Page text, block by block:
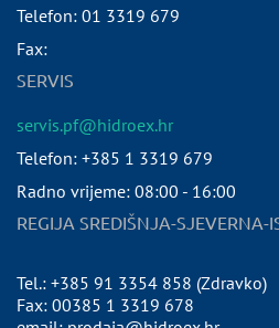
Telefon: 01 3319 679
Fax:
SERVIS
servis.pf@hidroex.hr
Telefon: +385 1 3319 679
Radno vrijeme: 08:00 - 16:00
REGIJA SREDIŠNJA-SJEVERNA-
Tel.: +385 91 3354 858 (Zdravko)
Fax: 00385 1 3319 678